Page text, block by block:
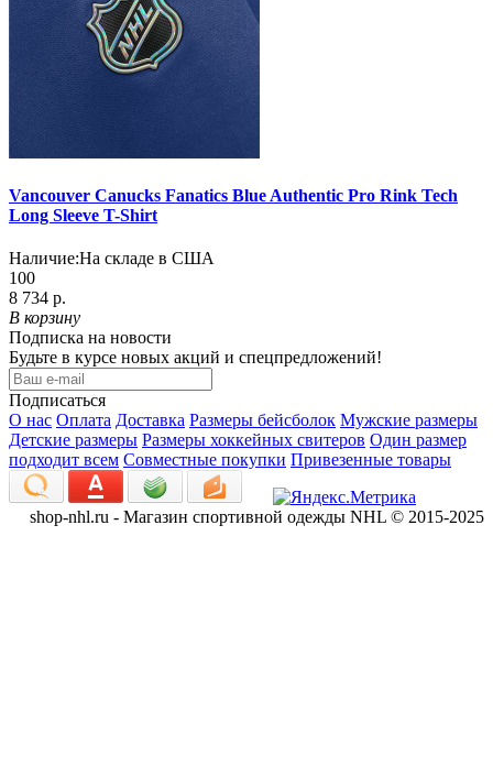
Vancouver Canucks Fanatics Blue Authentic Pro Rink Tech
Long Sleeve T-Shirt
Наличие:На складе в США
100
8 734 р.
В корзину
Подписка на новости
Будьте в курсе новых акций и спецпредложений!
Подписаться
О нас Оплата Доставка Размеры бейсболок Мужские размеры
Детские размеры Размеры хоккейных свитеров Один размер
подходит всем Совместные покупки Привезенные товары
shop-nhl.ru - Магазин спортивной одежды NHL © 2015-2025